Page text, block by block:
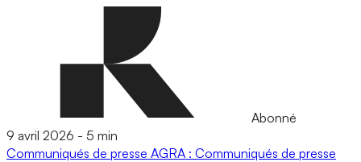
Abonné
9 avril 2026 - 5 min
Communiqués de presse AGRA : Communiqués de presse